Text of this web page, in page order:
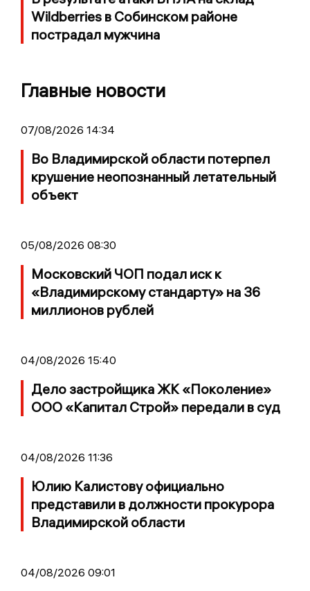
Wildberries в Собинском районе
пострадал мужчина
Главные новости
07/08/2026 14:34
Во Владимирской области потерпел
крушение неопознанный летательный
объект
05/08/2026 08:30
Московский ЧОП подал иск к
«Владимирскому стандарту» на 36
миллионов рублей
04/08/2026 15:40
Дело застройщика ЖК «Поколение»
ООО «Капитал Строй» передали в суд
04/08/2026 11:36
Юлию Калистову официально
представили в должности прокурора
Владимирской области
04/08/2026 09:01